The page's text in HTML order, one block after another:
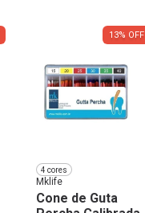
13% OFF
4 cores
Mklife
Cone de Guta